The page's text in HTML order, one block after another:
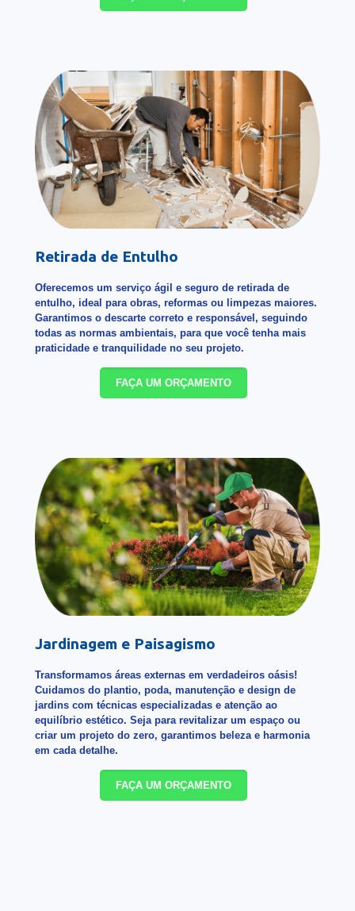
Retirada de Entulho
Oferecemos um serviço ágil e seguro de retirada de
entulho, ideal para obras, reformas ou limpezas maiores.
Garantimos o descarte correto e responsável, seguindo
todas as normas ambientais, para que você tenha mais
praticidade e tranquilidade no seu projeto.
FAÇA UM ORÇAMENTO
Jardinagem e Paisagismo
Transformamos áreas externas em verdadeiros oásis!
Cuidamos do plantio, poda, manutenção e design de
jardins com técnicas especializadas e atenção ao
equilíbrio estético. Seja para revitalizar um espaço ou
criar um projeto do zero, garantimos beleza e harmonia
em cada detalhe.
FAÇA UM ORÇAMENTO